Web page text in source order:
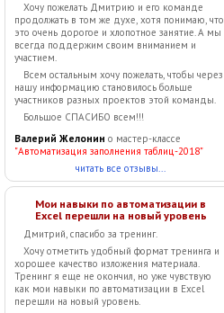
Хочу пожелать Дмитрию и его команде
продолжать в том же духе, хотя понимаю, что
это очень дорогое и хлопотное занятие. А мы
всегда поддержим своим вниманием и
участием.
Всем остальным хочу пожелать, чтобы через
нашу информацию становилось больше
участников разных проектов этой команды.
Большое СПАСИБО всем!!!
Валерий Желонин о мастер-классе
"Автоматизация заполнения таблиц-2018"
читать все отзывы...
Мои навыки по автоматизации в
Excel перешли на новый уровень
Дмитрий, спасибо за тренинг.
Хочу отметить удобный формат тренинга и
хорошее качество изложения материала.
Тренинг я еще не окончил, но уже чувствую
как мои навыки по автоматизации в Excel
перешли на новый уровень.